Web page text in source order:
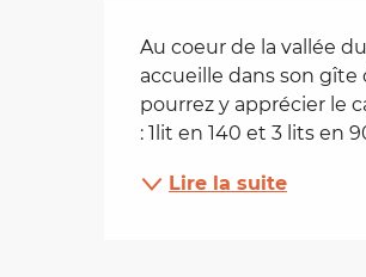
Au coeur de la vallée
accueille dans son gîte
pourrez y apprécier le
: 1lit en 140 et 3 lits en
Lire la suite